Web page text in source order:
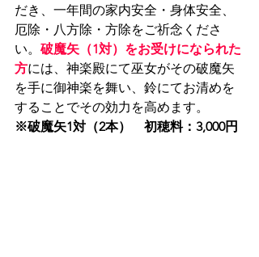
だき、一年間の家内安全・身体安全、
厄除・八方除・方除をご祈念くださ
い。 破魔矢（1対）をお受けになられた
方には、神楽殿にて巫女がその破魔矢
を手に御神楽を舞い、鈴にてお清めを
することでその効力を高めます。
※破魔矢1対（2本）　初穂料：3,000円